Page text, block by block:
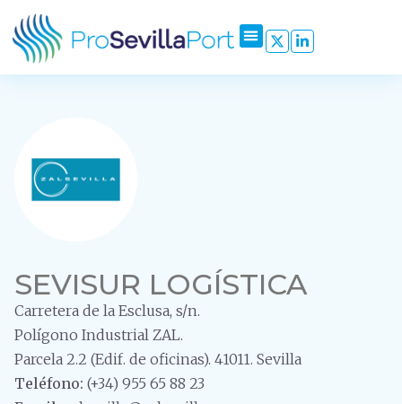
SEVISUR LOGÍSTICA
Carretera de la Esclusa, s/n.
Polígono Industrial ZAL.
Parcela 2.2 (Edif. de oficinas). 41011. Sevilla
Teléfono: (+34) 955 65 88 23